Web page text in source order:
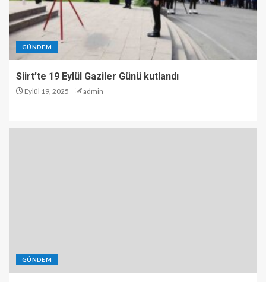
GÜNDEM
Siirt’te 19 Eylül Gaziler Günü kutlandı
Eylül 19, 2025 admin
GÜNDEM